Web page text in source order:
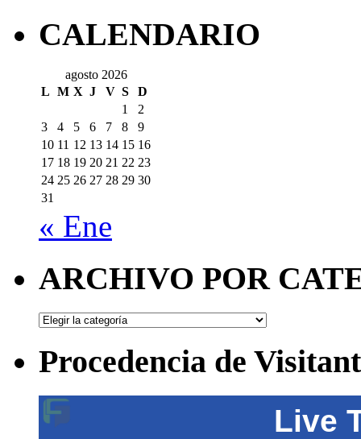
CALENDARIO
agosto 2026
L M X J V S
D
1
2
3
4 5 6 7 8
9
10 11 12 13 14 15 16
17 18 19 20 21 22 23
24 25 26 27 28 29 30
31
« Ene
ARCHIVO POR
ARCHIVO
Procedencia de
Live